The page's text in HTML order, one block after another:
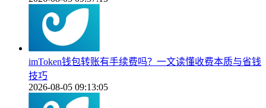
imToken钱包转账有手续费吗？一文读懂收费本质与省钱
技巧
2026-08-05 09:13:05